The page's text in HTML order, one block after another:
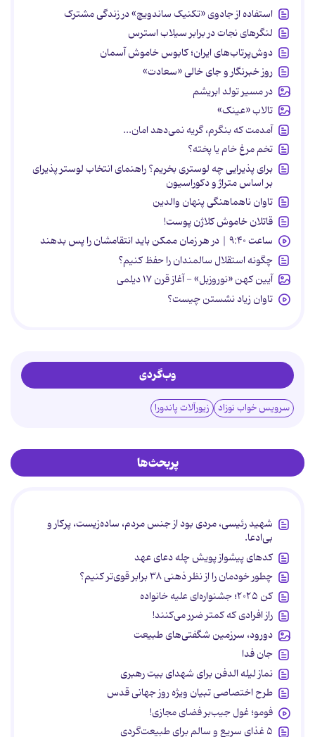
استفاده از جادوی «تکنیک ساندویچ» در زندگی مشترک
لنگرهای نجات در برابر سیلاب استرس
دوش‌پرتاب‌های ایران؛ کابوس خاموش آسمان
روز خبرنگار و جای خالی «سعادت»
در مسیر تولد ابریشم
تالاب «عینک»
آمدمت که بنگرم، گریه نمی‌دهد امان...
تخم مرغ خام یا پخته؟
برای پذیرایی چه لوستری بخریم؟ راهنمای انتخاب لوستر پذیرای
بر اساس متراژ و دکوراسیون
تاوان ناهماهنگی پنهان والدین
قاتلان خاموش کلاژن پوست!
ساعت ۹:۴۰ | در هر زمان ممکن باید انتقامشان را پس بدهند
چگونه استقلال سالمندان را حفظ کنیم؟
آیین کهن «نوروزبل» - آغاز قرن ۱۷ دیلمی
تاوان زیاد نشستن چیست؟
وب‌گردی
سرویس خواب نوزاد زیورآلات پاندورا
پربحث‌ها
شهید رئیسی، مردی بود از جنس مردم، ساده‌زیست، پرکار و
بی‌ادعا.
کدهای پیشواز پویش چله دعای عهد
چطور خودمان را از نظر ذهنی ۳۸ برابر قوی‌تر کنیم؟
کن ۲۰۲۵؛ جشنواره‌ای علیه خانواده
راز افرادی که کمتر ضرر می‌کنند!
دورود، سرزمین شگفتی‌های طبیعت
جان فدا
نماز لیله الدفن برای شهدای بیت رهبری
طرح اختصاصی تبیان ویژه روز جهانی قدس
فومو؛ غول جیب‌بر فضای مجازی!
۵ غذای سریع و سالم برای طبیعت‌گردی